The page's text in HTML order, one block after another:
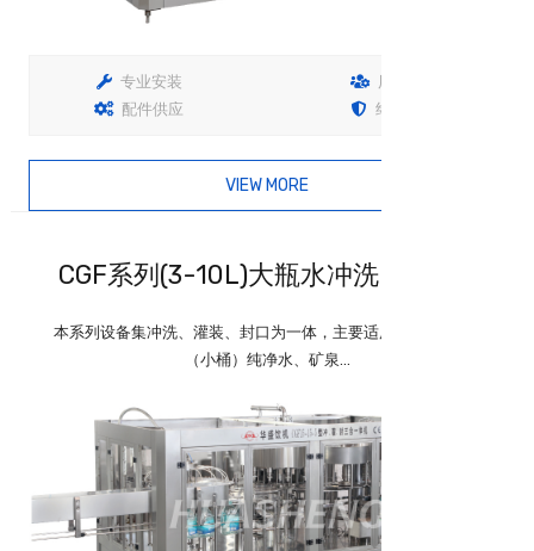
专业安装
用户培训
配件供应
终生保固
VIEW MORE
CGF系列(3-10L)大瓶水冲洗、灌装...
本系列设备集冲洗、灌装、封口为一体，主要适用于3-10L大瓶
（小桶）纯净水、矿泉...